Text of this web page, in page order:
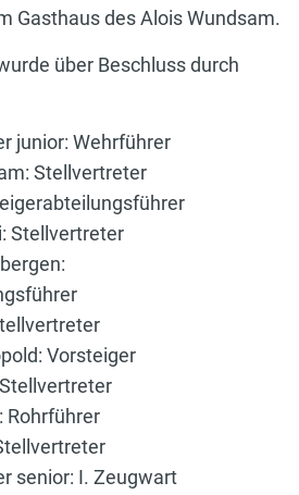
Gasthaus des Alois Wundsam.
über Beschluss durch
junior: Wehrführer
Stellvertreter
Stellvertreter
Vorsteiger
Rohrführer
senior: I. Zeugwart